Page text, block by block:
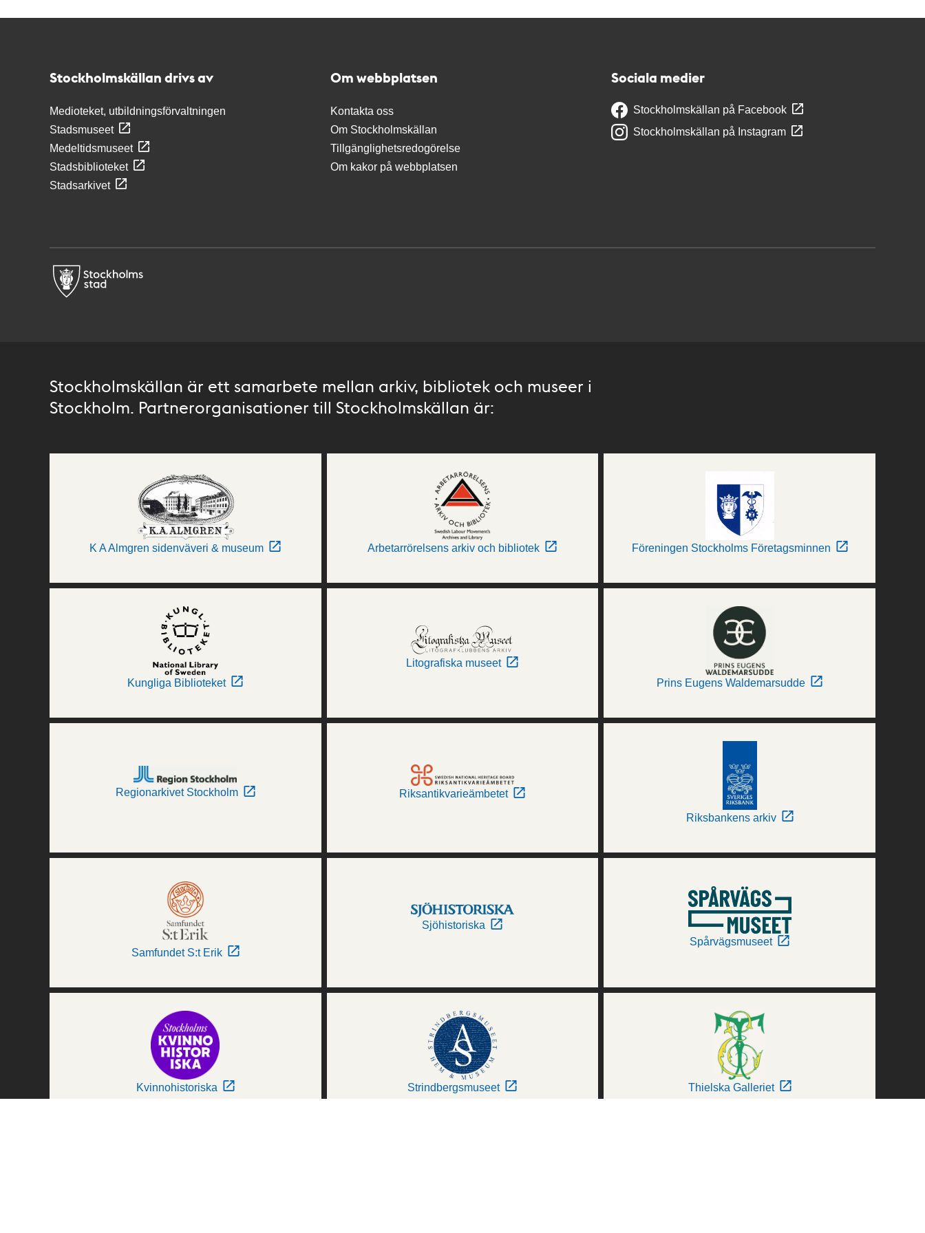
Stockholmskällan drivs av
Medioteket, utbildningsförvaltningen
Stadsmuseet
Medeltidsmuseet
Stadsbiblioteket
Stadsarkivet
Om webbplatsen
Kontakta oss
Om Stockholmskällan
Tillgänglighetsredogörelse
Om kakor på webbplatsen
Sociala medier
Stockholmskällan på Facebook
Stockholmskällan på Instagram
Stockholmskällan är ett samarbete mellan arkiv, bibliotek och museer i
Stockholm. Partnerorganisationer till Stockholmskällan är:
K A Almgren sidenväveri & museum Arbetarrörelsens arkiv och bibliotek Föreningen Stockholms Företagsminnen
Kungliga Biblioteket
Litografiska museet
Prins Eugens Waldemarsudde
Regionarkivet Stockholm Riksantikvarieämbetet
Riksbankens arkiv
Samfundet S:t Erik
Sjöhistoriska
Spårvägsmuseet
Kvinnohistoriska Strindbergsmuseet Thielska Galleriet